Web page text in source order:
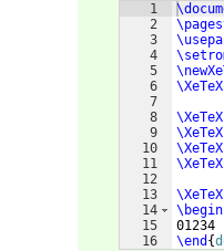
1
2
3
4
5
6
7
8
9
10
11
12
13
14
15
16
\begin
01234
\end {